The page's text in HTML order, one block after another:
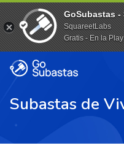
Subastas de
GoSubastas -
SquareetLabs
Gratis - En la